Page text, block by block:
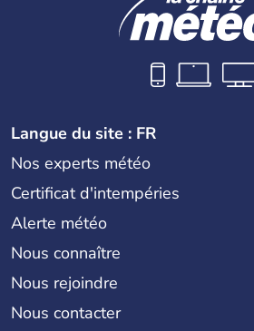
Langue du site : FR
Nos experts météo
Certificat d'intempéries
Alerte météo
Nous connaître
Nous rejoindre
Nous contacter